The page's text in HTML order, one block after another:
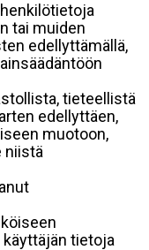
tai muiden
edellyttämällä,
tieteellistä
edellyttäen,
muotoon,
niistä
tietoja